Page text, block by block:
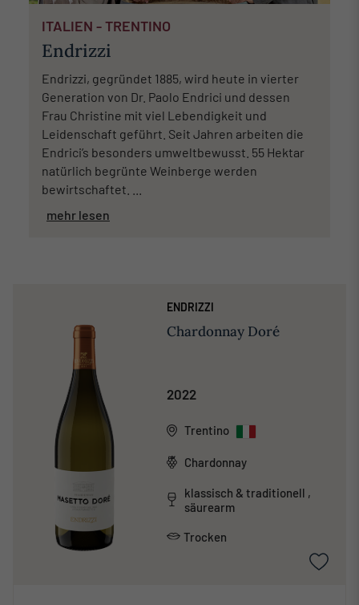
ITALIEN - TRENTINO
Endrizzi
Endrizzi, gegründet 1885, wird heute in vierter
Generation von Dr. Paolo Endrici und dessen
Frau Christine mit viel Lebendigkeit und
Leidenschaft geführt. Seit Jahren arbeiten die
Endrici’s besonders umweltbewusst. 55 Hektar
natürlich begrünte Weinberge werden
bewirtschaftet. ...
mehr lesen
ENDRIZZI
Chardonnay Doré
2022
Trentino
Chardonnay
klassisch & traditionell ,
säurearm
Trocken